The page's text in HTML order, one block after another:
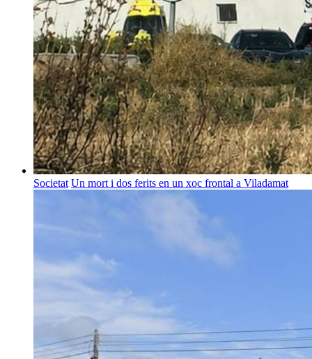
Societat Un mort i dos ferits en un xoc frontal a Viladamat